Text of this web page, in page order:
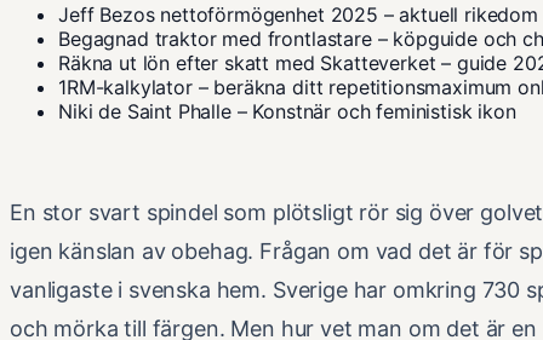
Jeff Bezos nettoförmögenhet 2025 – aktuell
Begagnad traktor med frontlastare – köpguide och
Räkna ut lön efter skatt med Skatteverket – guide
1RM-kalkylator – beräkna ditt repetitionsmaximum
Niki de Saint Phalle – Konstnär och feministisk ikon
En stor svart spindel som plötsligt rör sig över
igen känslan av obehag. Frågan om vad det är för
vanligaste i svenska hem. Sverige har omkring 730
och mörka till färgen. Men hur vet man om det är